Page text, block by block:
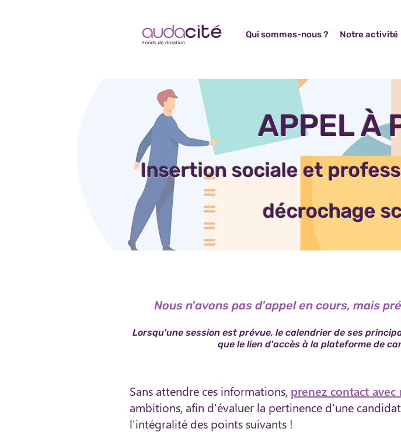
Qui sommes-nous ? Notre activité
APPEL À
Insertion sociale et
décrochage
Nous n'avons pas d'appel en cours, mais
Lorsqu'une sessionest prévue, le calendrier de ses
que le lien d'accès à la plateforme de
Sans attendre ces informations, prenez contact avec
ambitions, afin d'évaluer la pertinence d'une
l'intégralité des points suivants !